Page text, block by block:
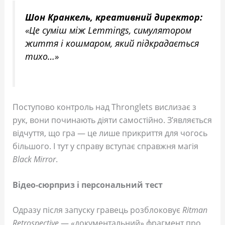
Шон Кранкель, креативний директор:
«Це суміш міжLemmings, симулятором
життя і кошмаром, який підкрадається
тихо…»
Поступово контроль над Thronglets вислизає з
рук, вони починають діяти самостійно. З’являється
відчуття, що гра — це лише прикриття для чогось
більшого. І тут у справу вступає справжня магія
Black Mirror.
Відео-сюрприз і персональний тест
Одразу після запуску гравець розблоковує Ritman